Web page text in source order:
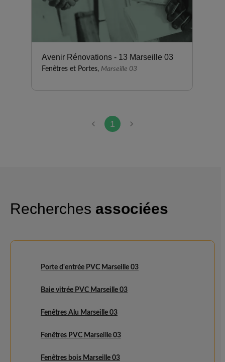
Avenir Rénovations - 13 Marseille 03
Fenêtres et Portes, Marseille 03
1
Recherches associées
Porte d'entrée PVC Marseille 03
Baie vitrée PVC Marseille 03
Fenêtres Alu Marseille 03
Fenêtres PVC Marseille 03
Fenêtres bois Marseille 03